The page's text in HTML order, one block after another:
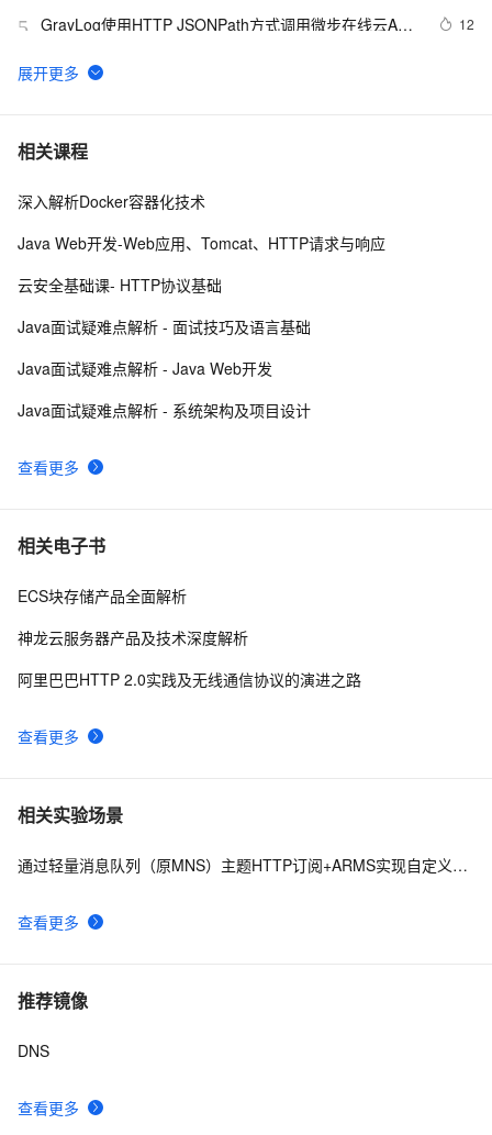
5 GrayLog使用HTTP JSONPath方式调用微步在线云API
12
6
7 前端常见的HTTP状态码
8 <!DOCTYPE html PUBLIC "-//W3C//DTD XHTML 1.0
"http://www.w3.org/TR/xhtml1/DTD/xhtml1-strict.dtd">
<html><head><meta http-equiv="Cont
Transitional//EN"
<html><head><meta http-equiv="Cont
10node反向代理，解决跨域（http-proxy-middleware）
相关课程
查看更多
深入解析Docker容器化技术
Java Web开发-Web应用、Tomcat、HTTP请求与响应
云安全基础课- HTTP协议基础
Java面试疑难点解析 - 面试技巧及语言基础
Java面试疑难点解析 - Java Web开发
Java面试疑难点解析 - 系统架构及项目设计
相关电子书
查看更多
ECS块存储产品全面解析
神龙云服务器产品及技术深度解析
阿里巴巴HTTP 2.0实践及无线通信协议的演进之路
相关实验场景
查看更多
通过轻量消息队列（原MNS）主题HTTP订阅+ARMS实现自定义数据多渠道告警
推荐镜像
查看更多
DNS